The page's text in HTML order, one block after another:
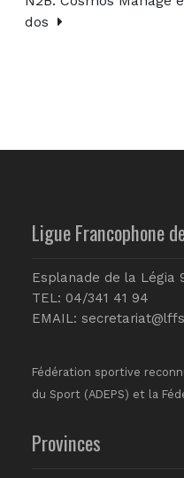
dos
Ligue Francophone
Esplanade de la Légia
TEL: 04/341 41 94
EMAIL:
Fédération sportive
du Sport (ADEPS) et la
Provinces